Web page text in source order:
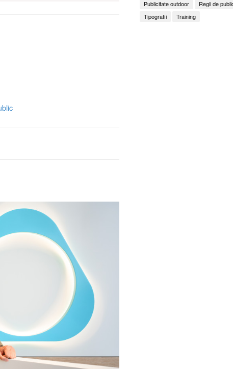
Publicitate outdoor
Regii de
Tipografii
Training